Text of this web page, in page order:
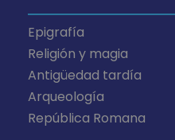
Epigrafía
Religión y magia
Antigüedad tardía
Arqueología
República Romana